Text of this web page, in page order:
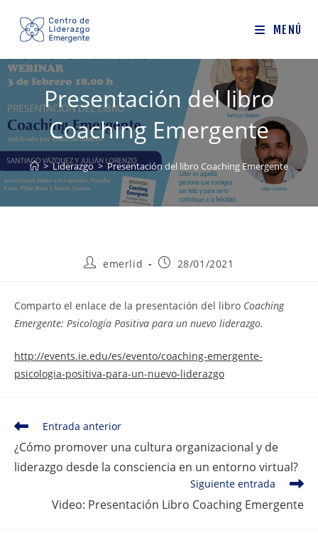
contenido
MENÚ
Presentación del libro
Coaching Emergente
> Liderazgo > Presentación del libro Coaching Emergente
Autor
entrada:
emerlid
Publicación
entrada:
28/01/2021
Comparto el enlace de la presentación del libro Coaching
Emergente: Psicología Positiva para un nuevo liderazgo.
http://events.ie.edu/es/evento/coaching-emergente-
psicologia-positiva-para-un-nuevo-liderazgo
Leer
más
artículos
Entrada anterior
¿Cómo promover una cultura organizacional y de
liderazgo desde la consciencia en un entorno virtual?
Siguiente entrada
Video: Presentación Libro Coaching Emergente